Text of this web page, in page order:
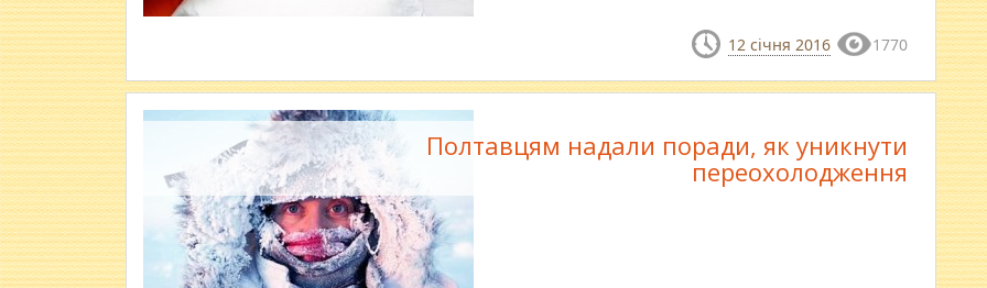
12 січня 2016 1770
Полтавцям надали поради, як уникнути
переохолодження